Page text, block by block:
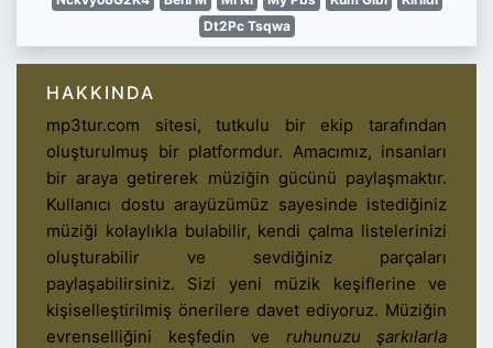
Dt2Pc Tsqwa
HAKKINDA
mp3tur.com sitesi, tutkulu bir ekip tarafından
oluşturulmuş bir platformdur. Amacımız, insanları
bir araya getirerek müziğin gücünü paylaşmaktır.
Kullanıcı dostu arayüzümüz sayesinde istediğiniz
müziği kolaylıkla bulabilir, kendi çalma listelerinizi
oluşturabilir ve sevdiğiniz parçaları
paylaşabilirsiniz. Sizi yeni müzik keşiflerine ve
kişiselleştirilmiş önerilere davet ediyoruz. Müziğin
evrenselliğini keşfedin ve ruhunuzu şarkılarla